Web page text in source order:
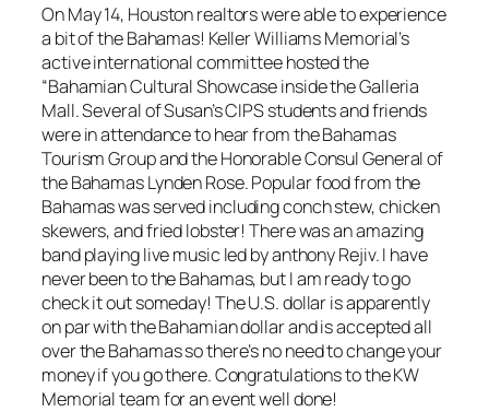
On May 14, Houston realtors were able to experience
a bit of the Bahamas! Keller Williams Memorial’s
active international committee hosted the
“Bahamian Cultural Showcase inside the Galleria
Mall. Several of Susan’s CIPS students and friends
were in attendance to hear from the Bahamas
Tourism Group and the Honorable Consul General of
the Bahamas Lynden Rose. Popular food from the
Bahamas was served including conch stew, chicken
skewers, and fried lobster! There was an amazing
band playing live music led by anthony Rejiv. I have
never been to the Bahamas, but I am ready to go
check it out someday! The U.S. dollar is apparently
on par with the Bahamian dollar and is accepted all
over the Bahamas so there’s no need to change your
money if you go there. Congratulations to the KW
Memorial team for an event well done!